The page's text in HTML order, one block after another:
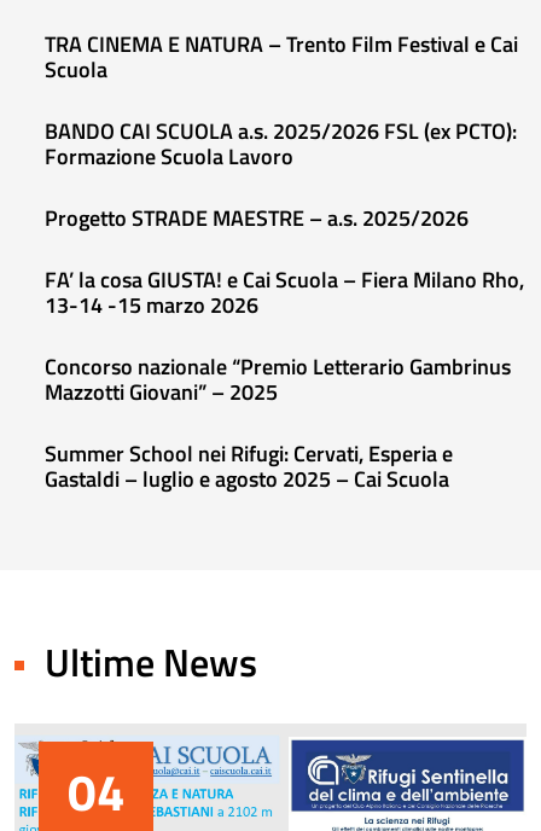
TRA CINEMA E NATURA – Trento Film Festival e Cai
Scuola
BANDO CAI SCUOLA a.s. 2025/2026 FSL (ex PCTO):
Formazione Scuola Lavoro
Progetto STRADE MAESTRE – a.s. 2025/2026
FA’ la cosa GIUSTA! e Cai Scuola – Fiera Milano Rho,
13-14 -15 marzo 2026
Concorso nazionale “Premio Letterario Gambrinus
Mazzotti Giovani” – 2025
Summer School nei Rifugi: Cervati, Esperia e
Gastaldi – luglio e agosto 2025 – Cai Scuola
Ultime News
04